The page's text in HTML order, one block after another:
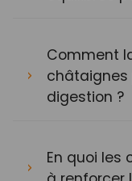
Comment
châtaignes
digestion ?
En quoi